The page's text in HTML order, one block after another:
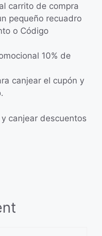
carrito de compra
pequeño recuadro
o Código
10% de
canjear el cupón y
canjear descuentos